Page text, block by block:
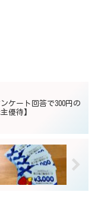
ケート回答で300円の
優待】